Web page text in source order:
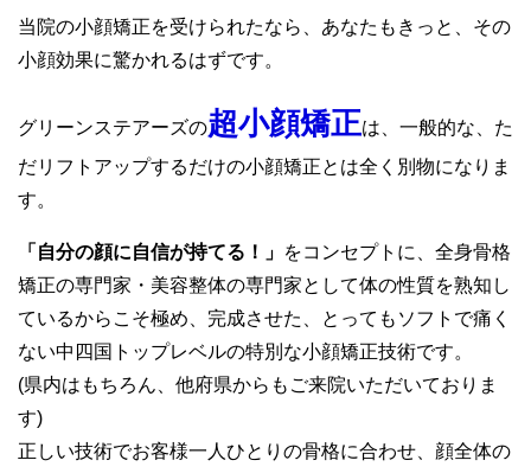
当院の小顔矯正を受けられたなら、あなたもきっと、その
小顔効果に驚かれるはずです。
グリーンステアーズの超小顔矯正は、一般的な、た
だリフトアップするだけの小顔矯正とは全く別物になりま
す。
「自分の顔に自信が持てる！」 をコンセプトに、全身骨格
矯正の専門家・美容整体の専門家として体の性質を熟知し
ているからこそ極め、完成させた、とってもソフトで痛く
ない中四国トップレベルの特別な小顔矯正技術です。
(県内はもちろん、他府県からもご来院いただいておりま
す)
正しい技術でお客様一人ひとりの骨格に合わせ、顔全体の